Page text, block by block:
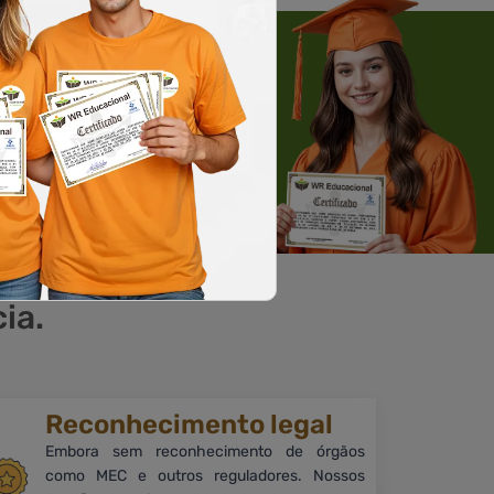
Solicite um WhatsApp
Reconhecimento legal
Embora sem reconhecimento de órgãos
como MEC e outros reguladores. Nossos